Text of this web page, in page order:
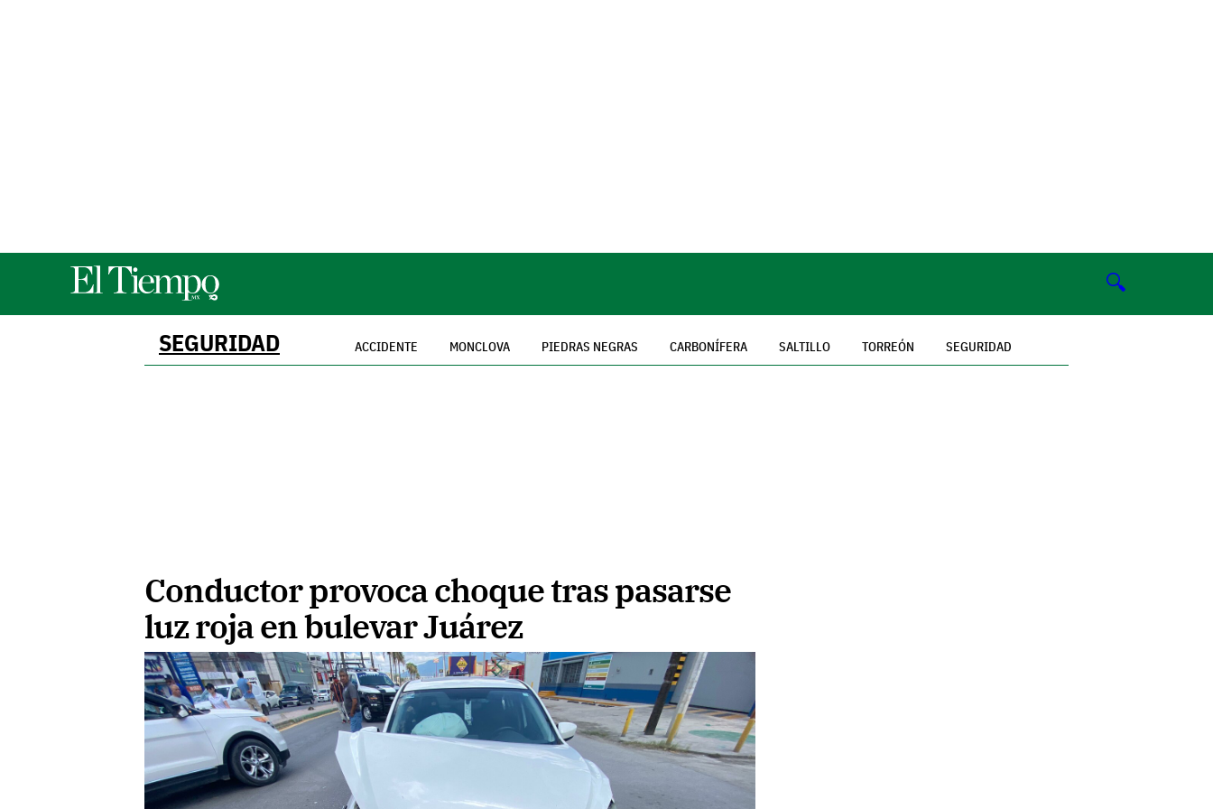
🔍
SEGURIDAD ACCIDENTE MONCLOVA PIEDRAS NEGRAS CARBONÍFERA SALTILLO TORREÓN SEGURIDAD
Conductor provoca choque tras pasarse
luz roja en bulevar Juárez